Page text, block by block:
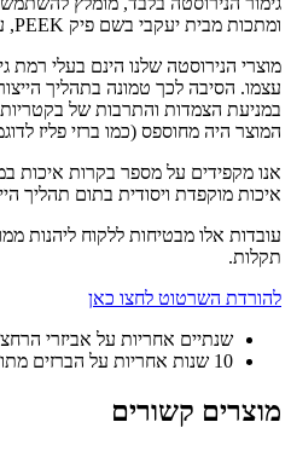
ומתכות מבית יעקבי בשם פיק PEEK, על פי הוראות היצרן.
מוצרי הנירוסטה שלנו הינם בעלי רמת
עצמו. הסיבה לכך טמונה בתהליך הייצור
במניעת הצמדות והתרבות של בקטריות
המוצר היה מחוספס (כמו ברזי פליז
אנו מקפידים על מספר בקרות איכות
איכות מוקפדת ויסודית בתום תהליך
עובדות אלו מבטיחות ללקוח ליהנות
תקלות.
להורדת השרטוט לחצו כאן
שנתיים אחריות על אביזרי
10 שנות אחריות על הברזים מתוכם 5 שנות אחריות על הגימור.
מוצרים קשורים